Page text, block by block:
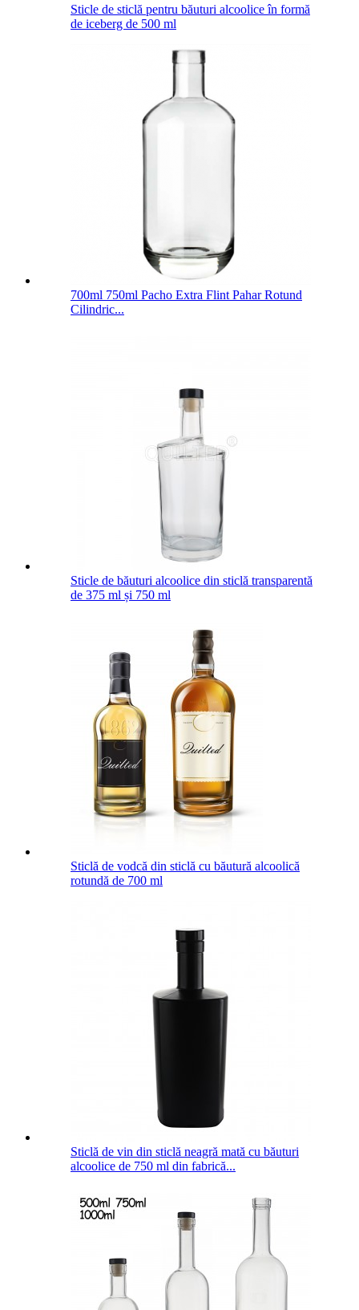
Sticle de sticlă pentru băuturi alcoolice în formă
de iceberg de 500 ml
700ml 750ml Pacho Extra Flint Pahar Rotund
Cilindric...
Sticle de băuturi alcoolice din sticlă transparentă
de 375 ml și 750 ml
Sticlă de vodcă din sticlă cu băutură alcoolică
rotundă de 700 ml
Sticlă de vin din sticlă neagră mată cu băuturi
alcoolice de 750 ml din fabrică...